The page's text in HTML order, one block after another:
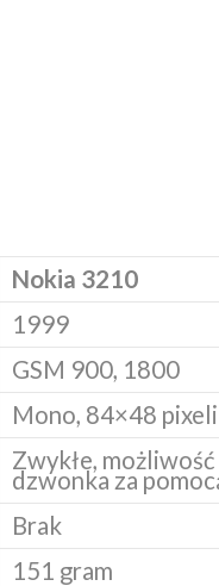
Nokia 3210
1999
GSM 900, 1800
Mono, 84×48 pixeli
Zwykłe,
dzwonka za
Brak
151 gram